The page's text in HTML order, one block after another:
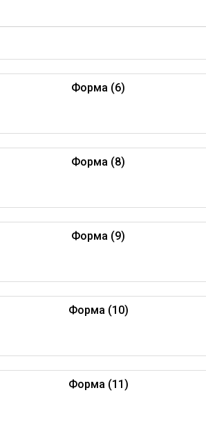
Форма (6)
Форма (8)
Форма (9)
Форма (10)
Форма (11)